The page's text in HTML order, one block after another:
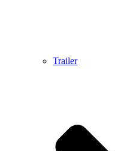
Trailer